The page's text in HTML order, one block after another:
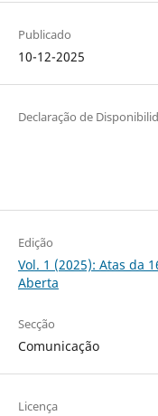
Publicado
10-12-2025
Declaração de
Edição
Vol. 1 (2025): Atas da
Aberta
Secção
Comunicação
Licença